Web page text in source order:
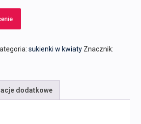
sukienki w kwiaty Znacznik:
dodatkowe